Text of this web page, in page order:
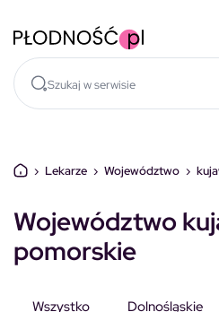
› Lekarze › Województwo ›
Województwo
pomorskie
Wszystko Dolnośląskie